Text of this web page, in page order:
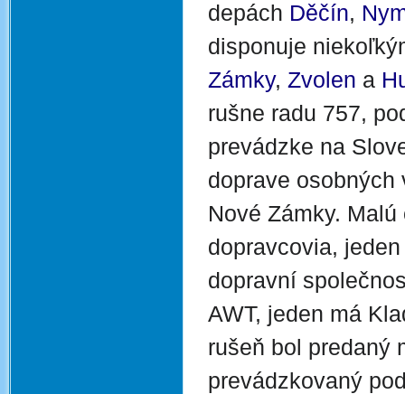
depách Děčín,
disponuje
Zámky, Zvolen a
rušne radu 757,
prevádzke na
doprave
Nové Zámky.
dopravcovia,
dopravní
AWT, jeden má
rušeň bol predaný
prevádzkovaný